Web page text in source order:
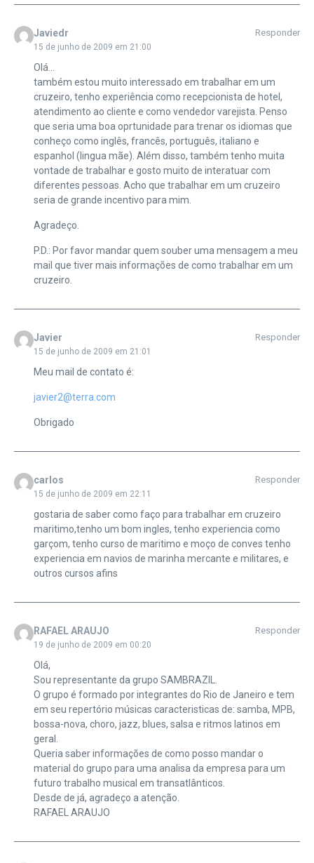
Javiedr
15 de junho de 2009 em 21:00
Responder
Olá…
também estou muito interessado em trabalhar em um
cruzeiro, tenho experiência como recepcionista de hotel,
atendimento ao cliente e como vendedor varejista. Penso
que seria uma boa oprtunidade para trenar os idiomas que
conheço como inglês, francês, português, italiano e
espanhol (lingua mãe). Além disso, também tenho muita
vontade de trabalhar e gosto muito de interatuar com
diferentes pessoas. Acho que trabalhar em um cruzeiro
seria de grande incentivo para mim.
Agradeço.
P.D.: Por favor mandar quem souber uma mensagem a meu
mail que tiver mais informações de como trabalhar em um
cruzeiro.
Javier
15 de junho de 2009 em 21:01
Responder
Meu mail de contato é:
javier2@terra.com
Obrigado
carlos
15 de junho de 2009 em 22:11
Responder
gostaria de saber como faço para trabalhar em cruzeiro
maritimo,tenho um bom ingles, tenho experiencia como
garçom, tenho curso de maritimo e moço de conves tenho
experiencia em navios de marinha mercante e militares, e
outros cursos afins
RAFAEL ARAUJO
19 de junho de 2009 em 00:20
Responder
Olá,
Sou representante da grupo SAMBRAZIL.
O grupo é formado por integrantes do Rio de Janeiro e tem
em seu repertório músicas caracteristicas de: samba, MPB,
bossa-nova, choro, jazz, blues, salsa e ritmos latinos em
geral.
Queria saber informações de como posso mandar o
material do grupo para uma analisa da empresa para um
futuro trabalho musical em transatlânticos.
Desde de já, agradeço a atenção.
RAFAEL ARAUJO